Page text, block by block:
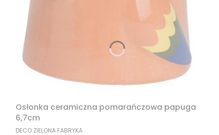
Osłonka ceramiczna pomarańczowa papuga
6,7cm
PRODUCENT
DECO ZIELONA FABRYKA